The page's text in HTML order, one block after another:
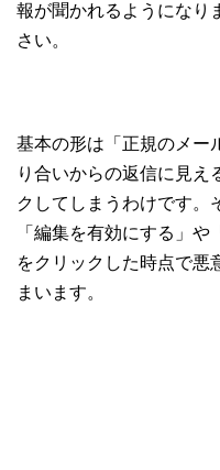
報が聞かれるようになり
さい。
基本の形は「正規のメー
り合いからの返信に見え
クしてしまうわけです。
「編集を有効にする」
をクリックした時点で悪
まいます。